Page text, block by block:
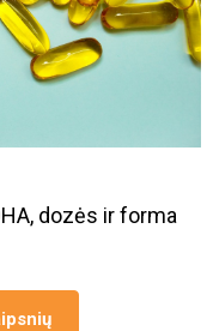
dozės ir forma